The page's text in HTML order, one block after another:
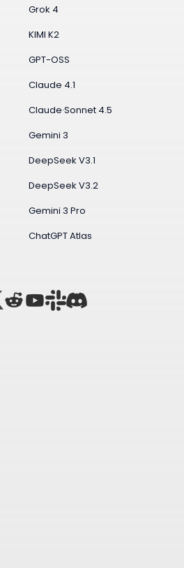
Grok 4
KIMI K2
GPT-OSS
Claude 4.1
Claude·Sonnet 4.5
Gemini 3
DeepSeek V3.1
DeepSeek V3.2
Gemini 3 Pro
ChatGPT Atlas